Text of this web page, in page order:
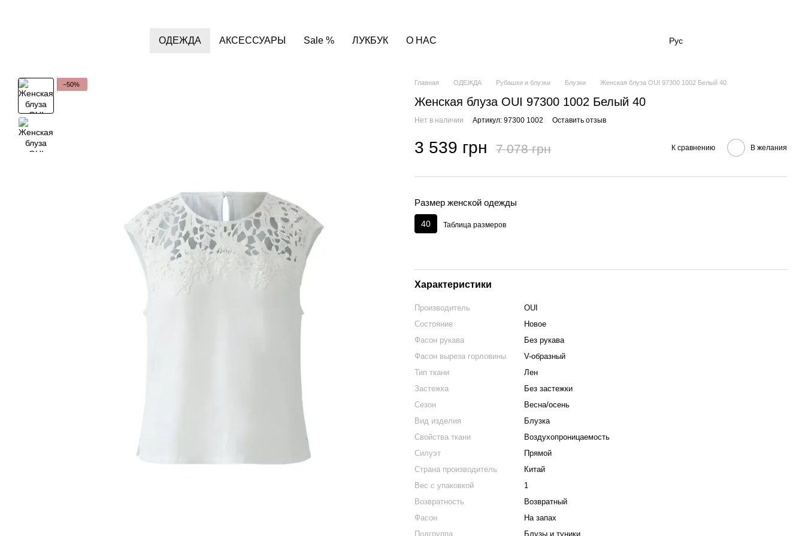
ОДЕЖДА АКСЕССУАРЫ Sale % ЛУКБУК О НАС Рус
−50% Главная ОДЕЖДА Рубашки и блузки Блузки Женская блуза OUI 97300 1002 Белый 40
Женская блуза OUI 97300 1002 Белый 40
Нет в наличии Артикул: 97300 1002 Оставить отзыв
3 539 грн 7 078 грн К сравнению В желания
Размер женской одежды
40 Таблица размеров
Характеристики
Производитель
OUI
Состояние
Новое
Фасон рукава
Без рукава
Фасон выреза горловины
V-образный
Тип ткани
Лен
Застежка
Без застежки
Сезон
Весна/осень
Вид изделия
Блузка
Свойства ткани
Воздухопроницаемость
Силуэт
Прямой
Страна производитель
Китай
Вес с упаковкой
1
Возвратность
Возвратный
Фасон
На запах
Подгруппа
Блузы и туники